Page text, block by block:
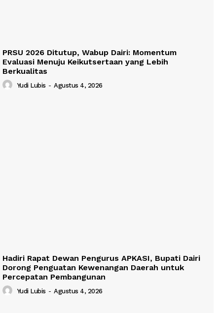
PRSU 2026 Ditutup, Wabup Dairi: Momentum
Evaluasi Menuju Keikutsertaan yang Lebih
Berkualitas
Yudi Lubis - Agustus 4, 2026
Hadiri Rapat Dewan Pengurus APKASI, Bupati Dairi
Dorong Penguatan Kewenangan Daerah untuk
Percepatan Pembangunan
Yudi Lubis - Agustus 4, 2026